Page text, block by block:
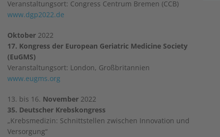
Veranstaltungsort: Congress Centrum Bremen (CCB)
www.dgp2022.de
Oktober 2022
17. Kongress der European Geriatric Medicine Society
(EuGMS)
Veranstaltungsort: London, Großbritannien
www.eugms.org
13. bis 16. November 2022
35. Deutscher Krebskongress
„Krebsmedizin: Schnittstellen zwischen Innovation und
Versorgung“